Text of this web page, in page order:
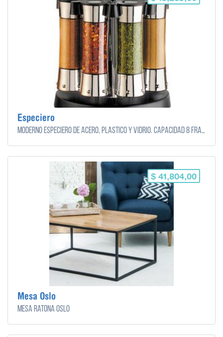
Especiero
Moderno especiero de acero, plástico y vidrio. Capacidad 8 frascos.
$ 41,804,00
Mesa Oslo
Mesa ratona Oslo